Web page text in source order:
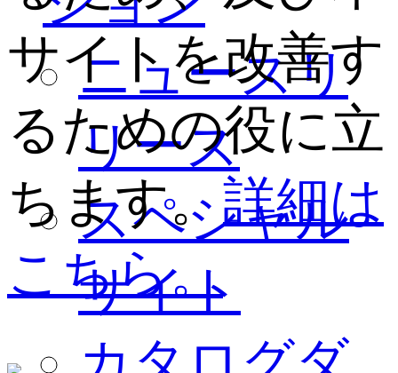
ニュースリ
リース
スペシャル
サイト
サイトを改善す
るための役に立
ちます。詳細は
こちら。